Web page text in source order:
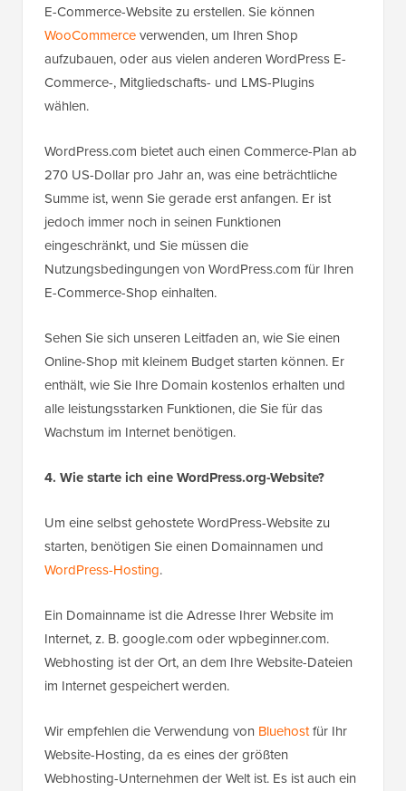
E-Commerce-Website zu erstellen. Sie können
WooCommerceverwenden, um Ihren Shop
aufzubauen, oder aus vielen anderen WordPress E-
Commerce-, Mitgliedschafts- und LMS-Plugins
wählen.
WordPress.com bietet auch einen Commerce-Plan ab
270 US-Dollar pro Jahr an, was eine beträchtliche
Summe ist, wenn Sie gerade erst anfangen. Er ist
jedoch immer noch in seinen Funktionen
eingeschränkt, und Sie müssen die
Nutzungsbedingungen von WordPress.com für Ihren
E-Commerce-Shop einhalten.
Sehen Sie sich unseren Leitfaden an, wie Sie einen
Online-Shop mit kleinem Budget starten können. Er
enthält, wie Sie Ihre Domain kostenlos erhalten und
alle leistungsstarken Funktionen, die Sie für das
Wachstum im Internet benötigen.
4. Wie starte ich eine WordPress.org-Website?
Um eine selbst gehostete WordPress-Website zu
starten, benötigen Sie einen Domainnamen und
WordPress-Hosting.
Ein Domainname ist die Adresse Ihrer Website im
Internet, z. B. google.com oder wpbeginner.com.
Webhosting ist der Ort, an dem Ihre Website-Dateien
im Internet gespeichert werden.
Wir empfehlen die Verwendung von Bluehostfür Ihr
Website-Hosting, da es eines der größten
Webhosting-Unternehmen der Welt ist. Es ist auch ein